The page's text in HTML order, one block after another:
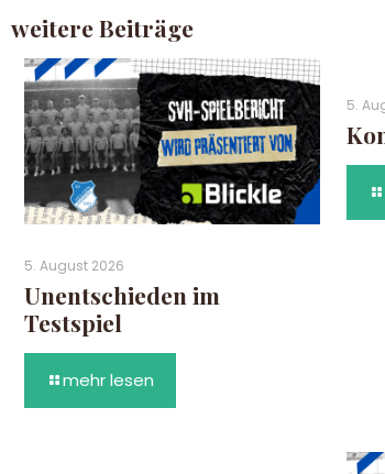
weitere Beiträge
5. August 2026
Unentschieden im
Testspiel
mehr lesen
5.